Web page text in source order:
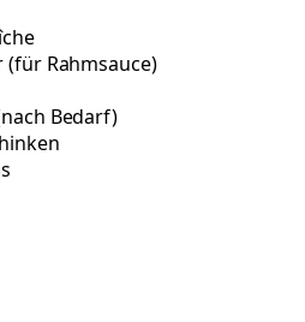
(für Rahmsauce)
nach Bedarf)